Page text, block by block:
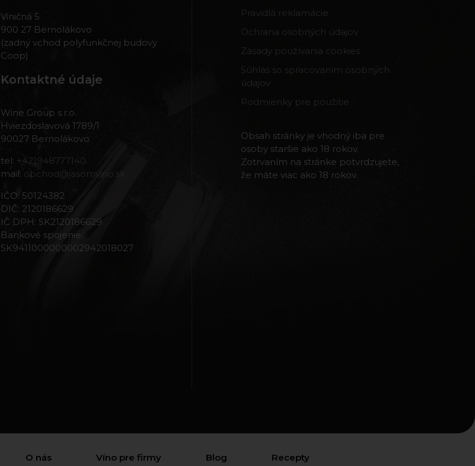
Viničná 5
900 27 Bernolákovo
(zadný vchod polyfunkčnej budovy
Coop)
Kontaktné údaje
Wine Group s.r.o.
Hviezdoslavová 1789/1
90027 Bernolákovo
tel: +421948777140
mail: obchod@jasomvino.sk
IČO: 50124382
DIČ: 2120186629
IČ DPH: SK2120186629
Bankové spojenie:
SK9411000000002942018027
Pravidlá reklamácie
Ochrana osobných údajov
Zásady používania cookies
Súhlas so spracovaním osobných
údajov
Podmienky pre použitie
Obsah stránky je vhodný iba pre
osoby staršie ako 18 rokov.
Zotrvaním na stránke potvrdzujete,
že máte viac ako 18 rokov.
O nás Víno pre firmy Blog Recepty